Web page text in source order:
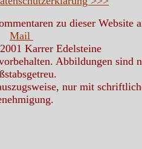
zu dieser Website
Mail
Karrer Edelsteine
Abbildungen sind
nur mit